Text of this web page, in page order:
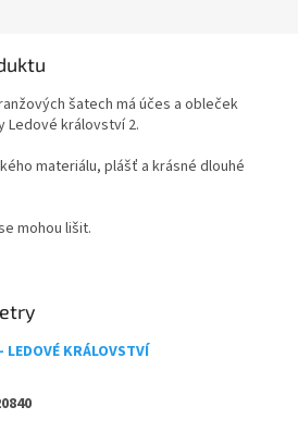
šatech má účes a obleček
Ledové království 2.
materiálu, plášť a krásné dlouhé
mohou lišit.
LEDOVÉ KRÁLOVSTVÍ